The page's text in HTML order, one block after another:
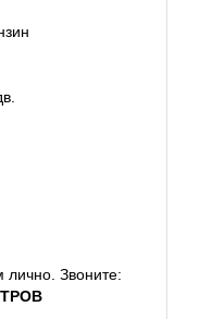
лично. Звоните: